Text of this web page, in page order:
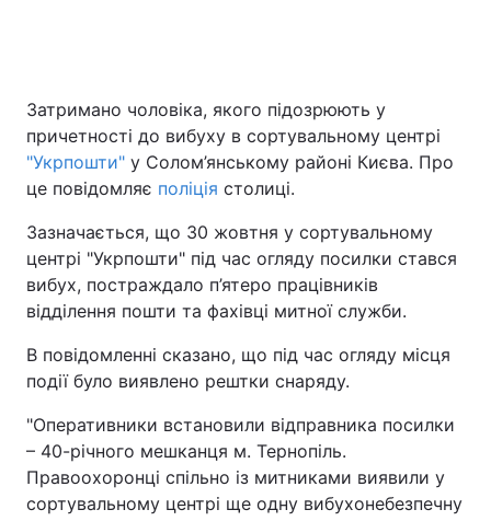
Затримано чоловіка, якого підозрюють у
причетності до вибуху в сортувальному центрі
"Укрпошти" у Солом’янському районі Києва. Про
це повідомляє поліція столиці.
Зазначається, що 30 жовтня у сортувальному
центрі "Укрпошти" під час огляду посилки стався
вибух, постраждало п’ятеро працівників
відділення пошти та фахівці митної служби.
В повідомленні сказано, що під час огляду місця
події було виявлено рештки снаряду.
"Оперативники встановили відправника посилки
– 40-річного мешканця м. Тернопіль.
Правоохоронці спільно із митниками виявили у
сортувальному центрі ще одну вибухонебезпечну